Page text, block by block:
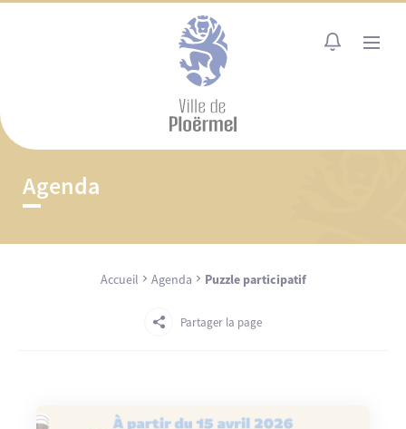
Agenda
Accueil Agenda Puzzle participatif
Partager la page